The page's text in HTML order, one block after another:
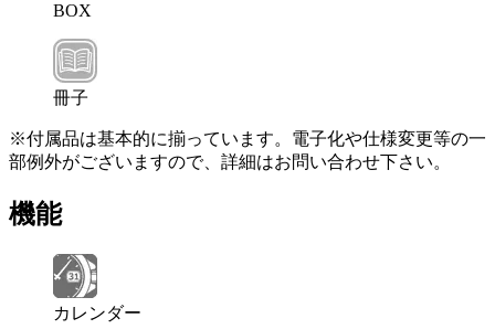
BOX
冊子
※付属品は基本的に揃っています。電子化や仕様変更等の一
部例外がございますので、詳細はお問い合わせ下さい。
機能
カレンダー